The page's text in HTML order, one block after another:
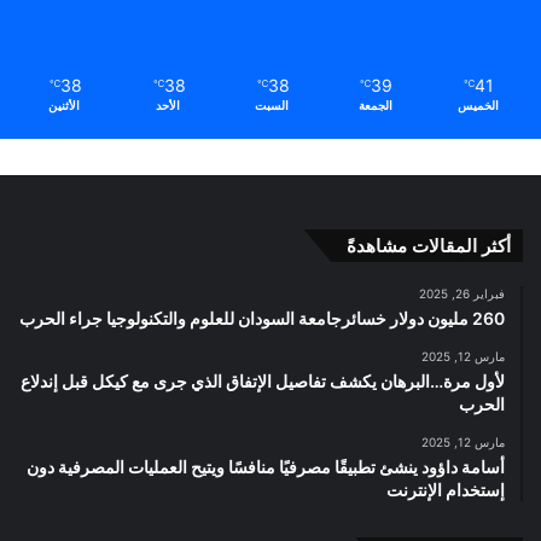
41
℃
الخميس
39
℃
الجمعة
38
℃
السبت
38
℃
الأحد
38
℃
الأثنين
أكثر المقالات مشاهدةً
فبراير 26, 2025
260 مليون دولار خسائرجامعة السودان للعلوم والتكنولوجيا جراء الحرب
مارس 12, 2025
لأول مرة…البرهان يكشف تفاصيل الإتفاق الذي جرى مع كيكل قبل إندلاع
الحرب
مارس 12, 2025
أسامة داؤود ينشئ تطبيقًا مصرفيًا منافسًا ويتيح العمليات المصرفية دون
إستخدام الإنترنت